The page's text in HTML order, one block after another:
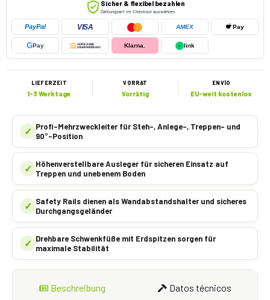
Sicher & flexibel bezahlen
Zahlungsart im Checkout auswählen
PayPal VISA AMEX Pay
GPay
VORKASSE
ÜBERWEISUNG
Klarna. › link
LIEFERZEIT
1-3 Werktage
VORRAT
Vorrätig
ENVÍO
EU-weit kostenlos
✓ Profi-Mehrzweckleiter für Steh-, Anlege-, Treppen- und
90°-Position
✓ Höhenverstellbare Ausleger für sicheren Einsatz auf
Treppen und unebenem Boden
✓ Safety Rails dienen als Wandabstandshalter und sicheres
Durchgangsgeländer
✓ Drehbare Schwenkfüße mit Erdspitzen sorgen für
maximale Stabilität
Beschreibung Datos técnicos